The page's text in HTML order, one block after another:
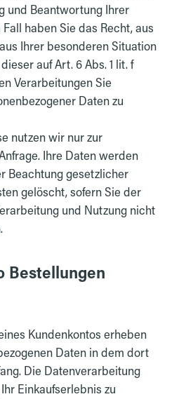
und Beantwortung Ihrer
haben Sie das Recht, aus
Ihrer besonderen Situation
auf Art. 6 Abs. 1 lit. f
Verarbeitungen Sie
Daten zu
nutzen wir nur zur
Ihre Daten werden
Beachtung gesetzlicher
gelöscht, sofern Sie der
und Nutzung nicht
Bestellungen
Kundenkontos erheben
Daten in dem dort
Die Datenverarbeitung
Einkaufserlebnis zu